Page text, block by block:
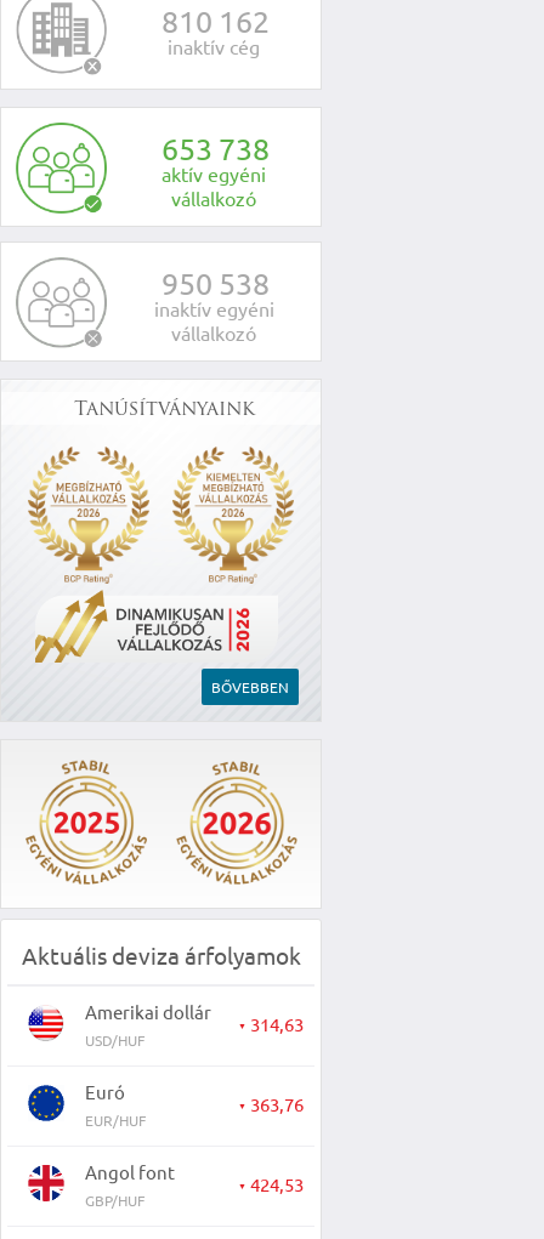
810 162
inaktív cég
653 738
aktív egyéni
vállalkozó
950 538
inaktív egyéni
vállalkozó
Tanúsítványaink
BŐVEBBEN
Aktuális deviza árfolyamok
Amerikai dollár
USD/HUF
▼ 314,63
Euró
EUR/HUF
▼ 363,76
Angol font
GBP/HUF
▼ 424,53